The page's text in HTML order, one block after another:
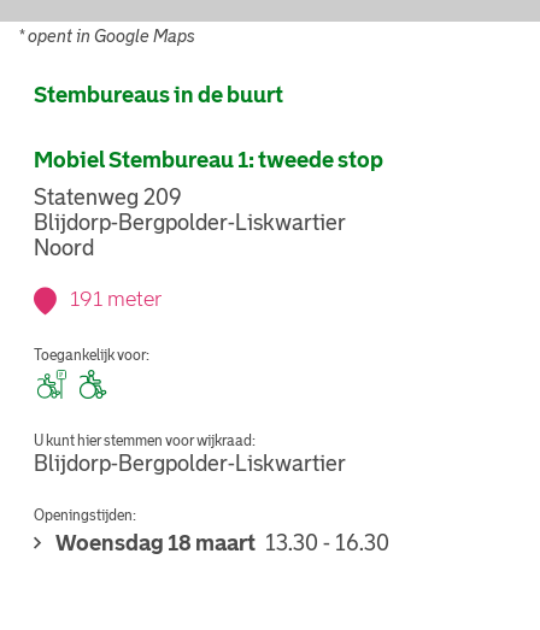
* opent in Google Maps
Stembureaus in de buurt
Mobiel Stembureau 1: tweede stop
Statenweg 209
Blijdorp-Bergpolder-Liskwartier
Noord
191 meter
Toegankelijk voor:
U kunt hier stemmen voor wijkraad:
Blijdorp-Bergpolder-Liskwartier
Openingstijden:
Woensdag 18 maart 13.30 - 16.30